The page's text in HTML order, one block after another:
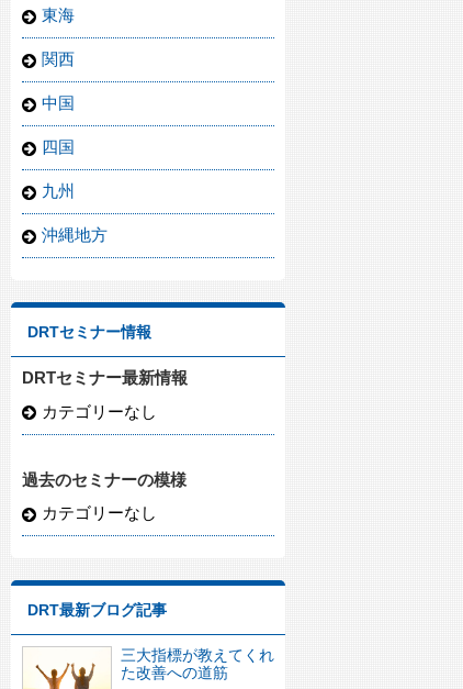
東海
関西
中国
四国
九州
沖縄地方
DRTセミナー情報
DRTセミナー最新情報
カテゴリーなし
過去のセミナーの模様
カテゴリーなし
DRT最新ブログ記事
三大指標が教えてくれ
た改善への道筋